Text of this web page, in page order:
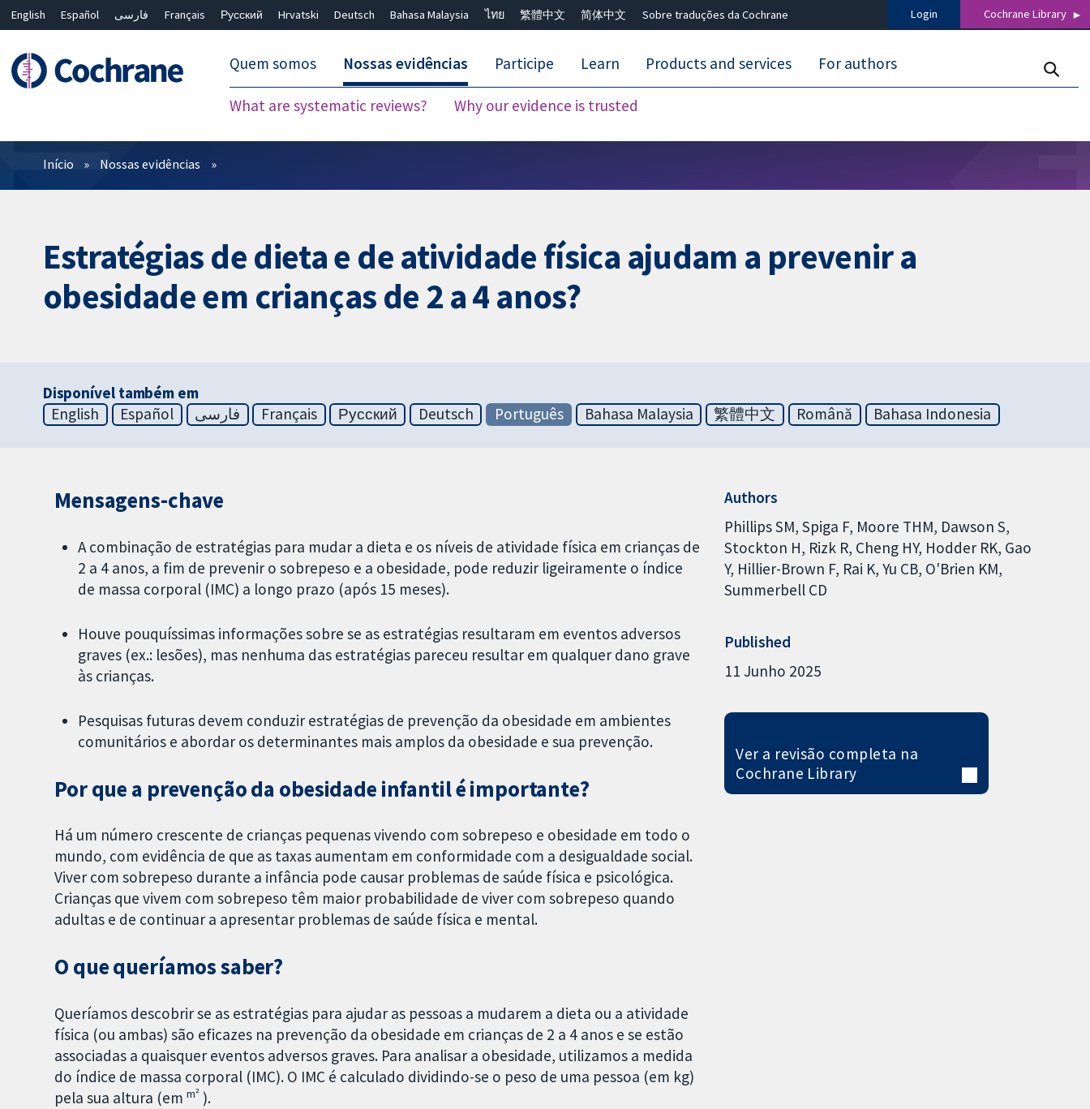
English Español فارسی Français Русский Hrvatski Deutsch Bahasa Malaysia ไทย 繁體中文 简体中文 Sobre traduções da Cochrane Login Cochrane Library
Quem somos Nossas evidências
What are systematic reviews? Why our evidence is trusted
Participe Learn Products and services For authors
Filtros
Início Nossas evidências
Estratégias de dieta e de atividade física ajudam a prevenir a
obesidade em crianças de 2 a 4 anos?
Disponível também em
English
Español فارسی Français Русский Deutsch Português Bahasa Malaysia 繁體中文 Română Bahasa Indonesia
Mensagens-chave
A combinação de estratégias para mudar a dieta e os níveis de atividade física em crianças de
2 a 4 anos, a fim de prevenir o sobrepeso e a obesidade, pode reduzir ligeiramente o índice
de massa corporal (IMC) a longo prazo (após 15 meses).
Houve pouquíssimas informações sobre se as estratégias resultaram em eventos adversos
graves (ex.: lesões), mas nenhuma das estratégias pareceu resultar em qualquer dano grave
às crianças.
Pesquisas futuras devem conduzir estratégias de prevenção da obesidade em ambientes
comunitários e abordar os determinantes mais amplos da obesidade e sua prevenção.
Por que a prevenção da obesidade infantil é importante?
Há um número crescente de crianças pequenas vivendo com sobrepeso e obesidade em todo o
mundo, com evidência de que as taxas aumentam em conformidade com a desigualdade social.
Viver com sobrepeso durante a infância pode causar problemas de saúde física e psicológica.
Crianças que vivem com sobrepeso têm maior probabilidade de viver com sobrepeso quando
adultas e de continuar a apresentar problemas de saúde física e mental.
O que queríamos saber?
Queríamos descobrir se as estratégias para ajudar as pessoas a mudarem a dieta ou a atividade
física (ou ambas) são eficazes na prevenção da obesidade em crianças de 2 a 4 anos e se estão
associadas a quaisquer eventos adversos graves. Para analisar a obesidade, utilizamos a medida
do índice de massa corporal (IMC). O IMC é calculado dividindo-se o peso de uma pessoa (em kg)
pela sua altura (emm² ).
Authors
Phillips SM Spiga F Moore THM Dawson S
Stockton H Rizk R Cheng HY Hodder RK Gao
Y Hillier-Brown F Rai K Yu CB O'Brien KM
Summerbell CD
Published
11 Junho 2025
Ver a revisão completa na
Cochrane Library